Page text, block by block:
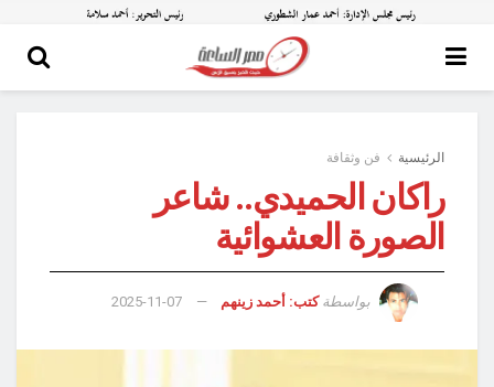
الرئيسية فن وثقافة
راكان الحميدي.. شاعر
الصورة العشوائية
بواسطة كتب: أحمد زينهم 2025-11-07